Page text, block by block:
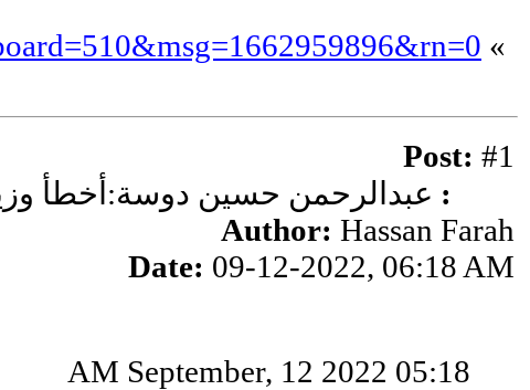
»
Post: #1
عبدالرحمن حسين دوسة:أخطأ
Author: Hassan Farah
Date: 09-12-2022, 06:18 AM
05:18 AM September, 12 2022